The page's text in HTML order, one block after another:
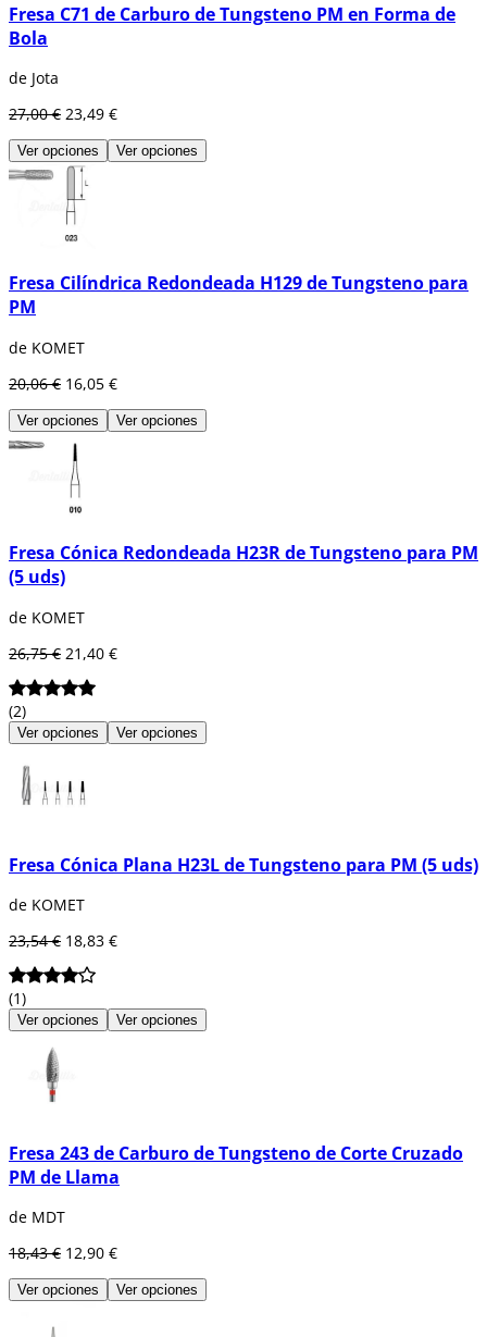
Fresa C71 de Carburo de Tungsteno PM en Forma de
Bola
de Jota
27,00 € 23,49 €
Ver opciones Ver opciones
Fresa Cilíndrica Redondeada H129 de Tungsteno para
PM
de KOMET
20,06 € 16,05 €
Ver opciones Ver opciones
Fresa Cónica Redondeada H23R de Tungsteno para PM
(5 uds)
de KOMET
26,75 € 21,40 €
(2)
Ver opciones Ver opciones
Fresa Cónica Plana H23L de Tungsteno para PM (5 uds)
de KOMET
23,54 € 18,83 €
(1)
Ver opciones Ver opciones
Fresa 243 de Carburo de Tungsteno de Corte Cruzado
PM de Llama
de MDT
18,43 € 12,90 €
Ver opciones Ver opciones